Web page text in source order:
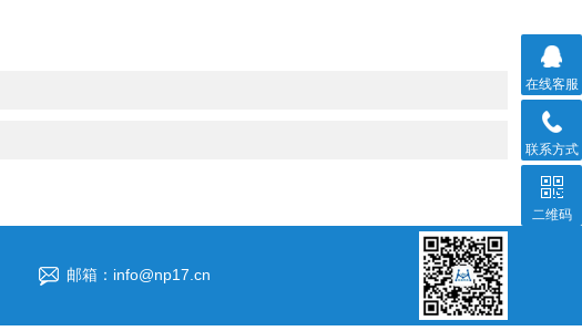
邮箱：info@np17.cn
在线客服
联系方式
二维码